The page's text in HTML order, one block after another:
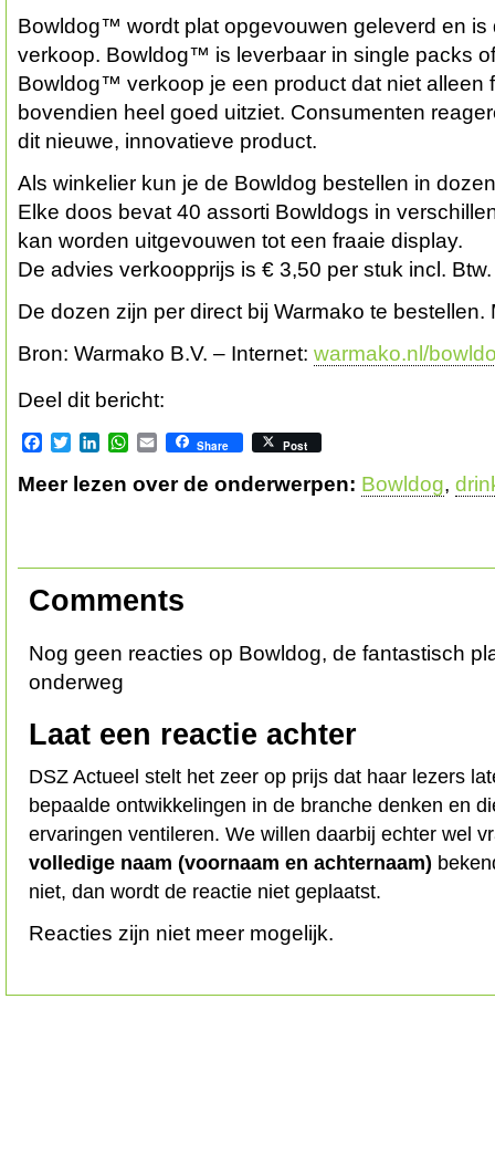
Bowldog™ wordt plat opgevouwen geleverd en is
verkoop. Bowldog™ is leverbaar in single packs
Bowldog™ verkoop je een product dat niet alleen
bovendien heel goed uitziet. Consumenten
dit nieuwe, innovatieve product.
Als winkelier kun je de Bowldog bestellen in
Elke doos bevat 40 assorti Bowldogs in
kan worden uitgevouwen tot een fraaie display.
De advies verkoopprijs is € 3,50 per stuk incl. Btw.
De dozen zijn per direct bij Warmako te
Bron: Warmako B.V. – Internet: warmako.nl/
Deel dit bericht:
Facebook
TwitterLinkedInWhatsApp
EmailShare Post
Meer lezen over de onderwerpen: Bowldog,
Comments
Nog geen reacties op Bowldog, de fantastisch
onderweg
Laat een reactie achter
DSZ Actueel stelt het zeer op prijs dat haar lezers
bepaalde ontwikkelingen in de branche denken en
ervaringen ventileren. We willen daarbij echter wel
volledige naam (voornaam en achternaam)
niet, dan wordt de reactie niet geplaatst.
Reacties zijn niet meer mogelijk.